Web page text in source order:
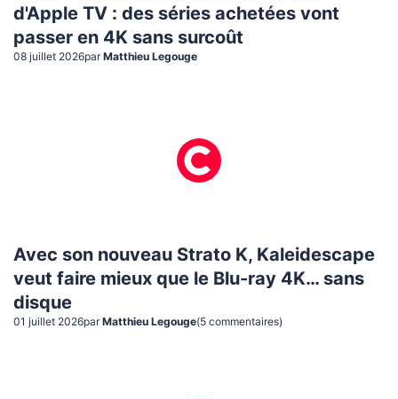
d'Apple TV : des séries achetées vont
passer en 4K sans surcoût
08 juillet 2026par Matthieu Legouge
Avec son nouveau Strato K, Kaleidescape
veut faire mieux que le Blu-ray 4K… sans
disque
01 juillet 2026par Matthieu Legouge(5 commentaires)